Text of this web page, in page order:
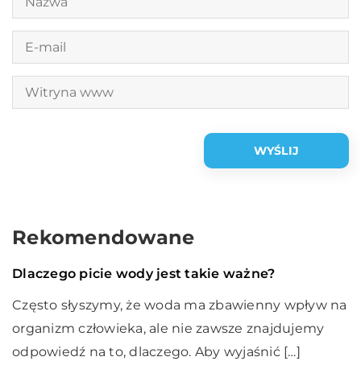
Rekomendowane
15 marca 2020
Styl życia
Dlaczego picie wody jest takie ważne?
Często słyszymy, że woda ma zbawienny wpływ na
organizm człowieka, ale nie zawsze znajdujemy
odpowiedź na to, dlaczego. Aby wyjaśnić […]